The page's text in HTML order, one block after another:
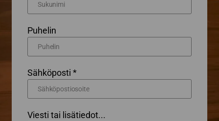
Puhelin
Sähköposti *
Viesti tai lisätiedot...